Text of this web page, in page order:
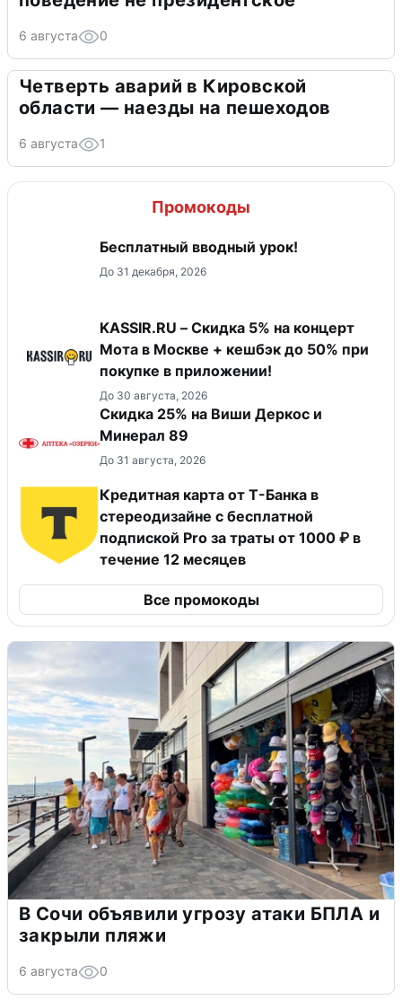
6 августа 0
Четверть аварий в Кировской
области — наезды на пешеходов
6 августа 1
Промокоды
Бесплатный вводный урок!
До 31 декабря, 2026
KASSIR.RU – Скидка 5% на концерт
Мота в Москве + кешбэк до 50% при
покупке в приложении!
До 30 августа, 2026
Скидка 25% на Виши Деркос и
Минерал 89
До 31 августа, 2026
Кредитная карта от Т-Банка в
стереодизайне с бесплатной
подпиской Pro за траты от 1000 ₽ в
течение 12 месяцев
Все промокоды
В Сочи объявили угрозу атаки БПЛА и
закрыли пляжи
6 августа 0